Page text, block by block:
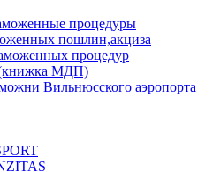
процедуры
пошлин,акциза
процедур
МДП)
Вильнюсского аэропорта